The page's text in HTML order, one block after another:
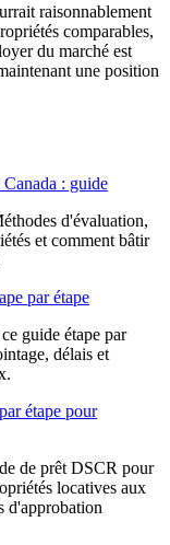
raisonnablement
comparables,
du marché est
une position
: guide
d'évaluation,
et comment bâtir
par étape
guide étape par
délais et
étape pour
de prêt DSCR pour
locatives aux
d'approbation